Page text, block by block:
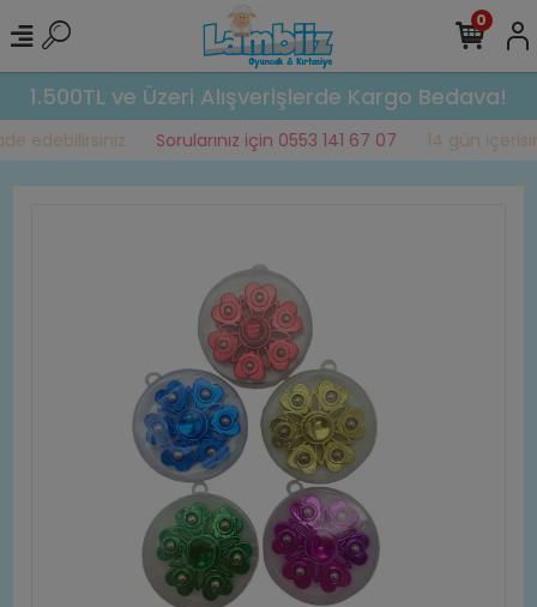
1.500TL ve Üzeri Alışverişlerde Kargo Bedava!
edebilirsiniz Sorularınız için 0553 141 67 07 14 gün
0